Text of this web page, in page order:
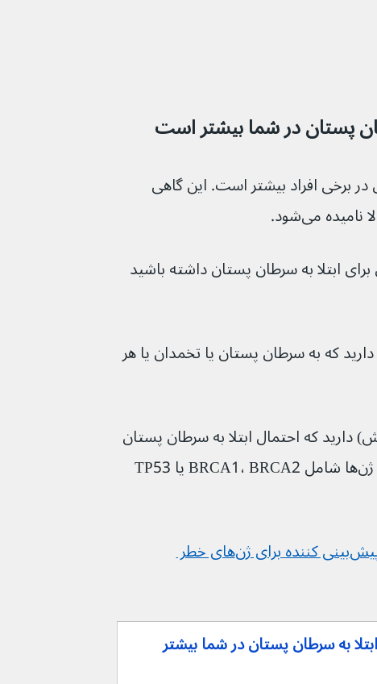
پستان در شما بیشتر است
در برخی افراد بیشتر است. این گاهی
می‌شود.
ابتلا به سرطان پستان داشته باشید
که به سرطان پستان یا تخمدان یا هر
دارید که احتمال ابتلا به سرطان پستان
آزمایش‌های ژنتیکی پیش‌بینی کننده برای ژن‌های خطر
ابتلا به سرطان پستان در شما بیشتر